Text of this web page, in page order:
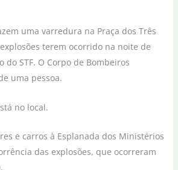
uma varredura na Praça dos Três
terem ocorrido na noite de
STF. O Corpo de Bombeiros
uma pessoa.
no local.
e carros à Esplanada dos Ministérios
das explosões, que ocorreram